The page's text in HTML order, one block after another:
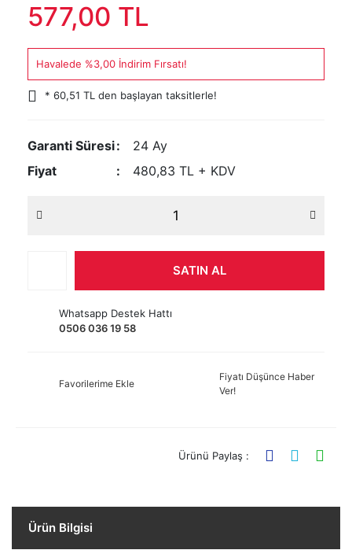
577,00 TL
Havalede %3,00 İndirim Fırsatı!
* 60,51 TL den başlayan taksitlerle!
Garanti Süresi
24 Ay
Fiyat
480,83 TL + KDV
SATIN AL
Whatsapp Destek Hattı
0506 036 19 58
Favorilerime Ekle
Fiyatı Düşünce Haber
Ver!
Ürünü Paylaş :
Ürün Bilgisi